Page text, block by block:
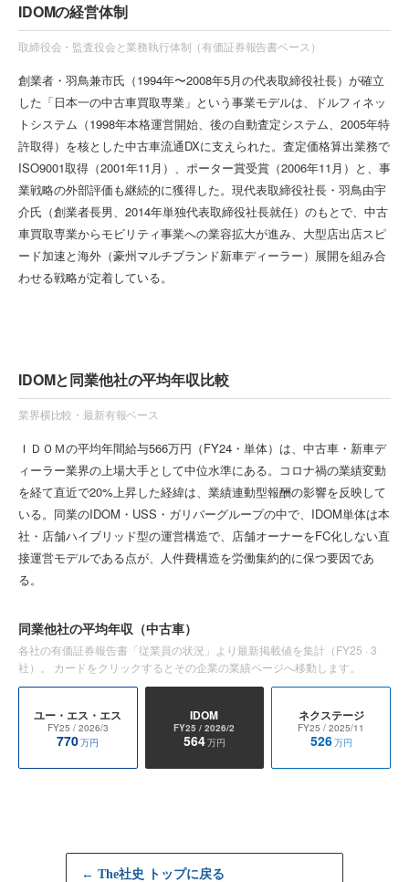
IDOMの経営体制
取締役会・監査役会と業務執行体制（有価証券報告書ベース）
創業者・羽鳥兼市氏（1994年〜2008年5月の代表取締役社長）が確立
した「日本一の中古車買取専業」という事業モデルは、ドルフィネッ
トシステム（1998年本格運営開始、後の自動査定システム、2005年特
許取得）を核とした中古車流通DXに支えられた。査定価格算出業務で
ISO9001取得（2001年11月）、ポーター賞受賞（2006年11月）と、事
業戦略の外部評価も継続的に獲得した。現代表取締役社長・羽鳥由宇
介氏（創業者長男、2014年単独代表取締役社長就任）のもとで、中古
車買取専業からモビリティ事業への業容拡大が進み、大型店出店スピ
ード加速と海外（豪州マルチブランド新車ディーラー）展開を組み合
わせる戦略が定着している。
IDOMと同業他社の平均年収比較
業界横比較・最新有報ベース
ＩＤＯＭの平均年間給与566万円（FY24・単体）は、中古車・新車デ
ィーラー業界の上場大手として中位水準にある。コロナ禍の業績変動
を経て直近で20%上昇した経緯は、業績連動型報酬の影響を反映して
いる。同業のIDOM・USS・ガリバーグループの中で、IDOM単体は本
社・店舗ハイブリッド型の運営構造で、店舗オーナーをFC化しない直
接運営モデルである点が、人件費構造を労働集約的に保つ要因であ
る。
同業他社の平均年収 （中古車）
各社の有価証券報告書「従業員の状況」より最新掲載値を集計（FY25 · 3
社）。 カードをクリックするとその企業の業績ページへ移動します。
ユー・エス・エス
FY25 / 2026/3
770万円
IDOM
FY25 / 2026/2
564万円
ネクステージ
FY25 / 2025/11
526万円
← The社史 トップに戻る